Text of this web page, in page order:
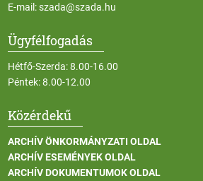
E-mail:szada@szada.hu
Ügyfélfogadás
Hétfő-Szerda: 8.00-16.00
Péntek: 8.00-12.00
Közérdekű
ARCHÍV ÖNKORMÁNYZATI OLDAL
ARCHÍV ESEMÉNYEK OLDAL
ARCHÍV DOKUMENTUMOK OLDAL